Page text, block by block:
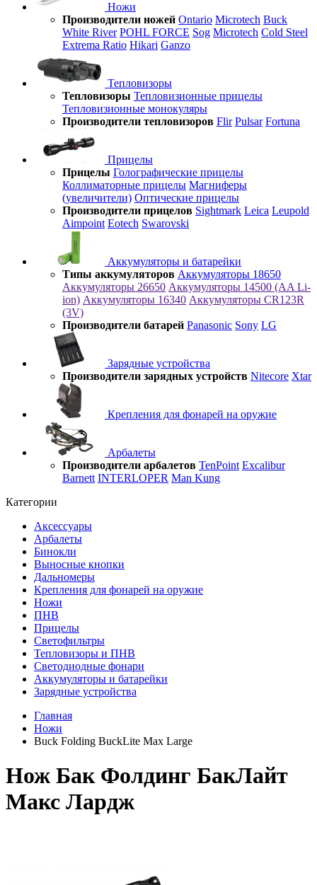
Ножи
Производители ножей Ontario Microtech Buck
White River POHL FORCE Sog Microtech Cold Steel
Extrema Ratio Hikari Ganzo
Тепловизоры
Тепловизоры Тепловизионные прицелы
Тепловизионные монокуляры
Производители тепловизоров Flir Pulsar Fortuna
Прицелы
Прицелы Голографические прицелы
Коллиматорные прицелы Магниферы
(увеличители) Оптические прицелы
Производители прицелов Sightmark Leica Leupold
Aimpoint Eotech Swarovski
Аккумуляторы и батарейки
Типы аккумуляторов Аккумуляторы 18650
Аккумуляторы 26650 Аккумуляторы 14500 (AA Li-
ion) Аккумуляторы 16340 Аккумуляторы CR123R
(3V)
Производители батарей Panasonic Sony LG
Зарядные устройства
Производители зарядных устройств Nitecore Xtar
Крепления для фонарей на оружие
Арбалеты
Производители арбалетов TenPoint Excalibur
Barnett INTERLOPER Man Kung
Категории
Аксессуары
Арбалеты
Бинокли
Выносные кнопки
Дальномеры
Крепления для фонарей на оружие
Ножи
ПНВ
Прицелы
Светофильтры
Тепловизоры и ПНВ
Светодиодные фонари
Аккумуляторы и батарейки
Зарядные устройства
Главная
Ножи
Buck Folding BuckLite Max Large
Нож Бак Фолдинг БакЛайт
Макс Лардж